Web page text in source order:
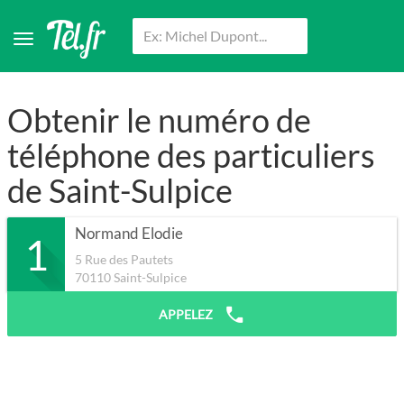
Obtenir le numéro de
téléphone des particuliers
de Saint-Sulpice
1 Normand Elodie
5 Rue des Pautets
70110Saint-Sulpice
APPELEZ